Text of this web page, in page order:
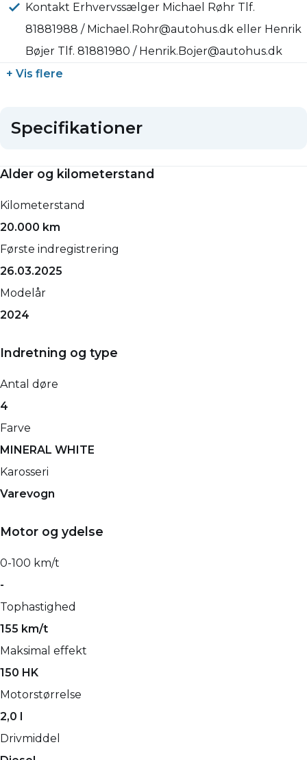
Kontakt Erhvervssælger Michael Røhr Tlf.
81881988 / Michael.Rohr@autohus.dk eller Henrik
Bøjer Tlf. 81881980 / Henrik.Bojer@autohus.dk
+ Vis flere
Specifikationer
Alder og kilometerstand
Kilometerstand
20.000 km
Første indregistrering
26.03.2025
Modelår
2024
Indretning og type
Antal døre
4
Farve
MINERAL WHITE
Karosseri
Varevogn
Motor og ydelse
0-100 km/t
-
Tophastighed
155 km/t
Maksimal effekt
150 HK
Motorstørrelse
2,0 l
Drivmiddel